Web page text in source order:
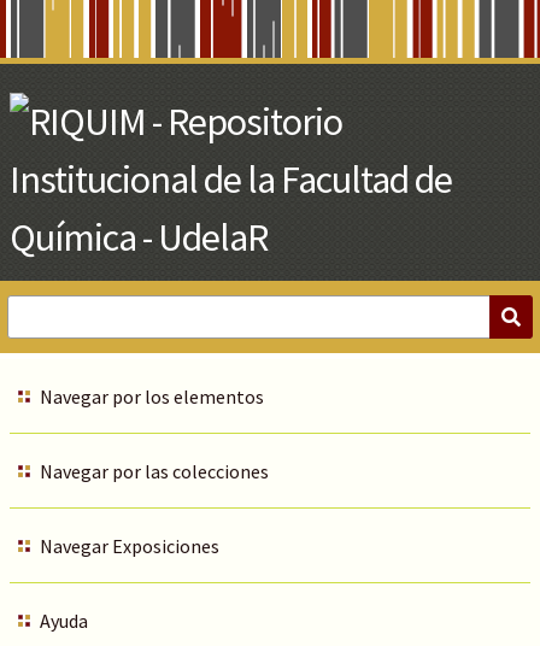
Main
Content
Navegar por los elementos
Navegar por las colecciones
Navegar Exposiciones
Ayuda